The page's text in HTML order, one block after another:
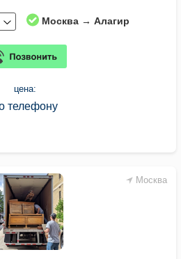
Москва → Алагир
цена:
телефону
Москва